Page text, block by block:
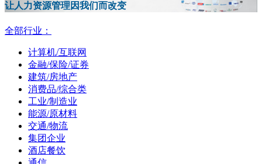
让人力资源管理因我们而改变
全部行业：
计算机/互联网
金融/保险/证券
建筑/房地产
消费品/综合类
工业/制造业
能源/原材料
交通/物流
集团企业
酒店餐饮